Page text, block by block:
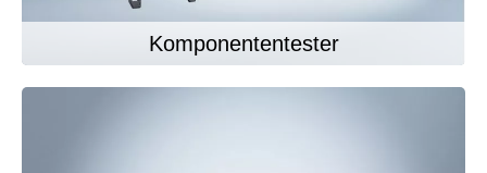
Komponententester